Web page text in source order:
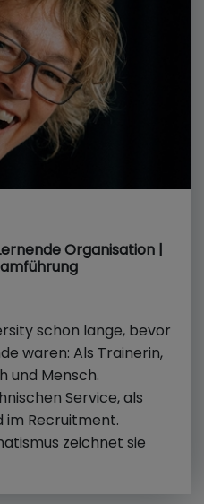
Organisation |
schon lange, bevor
waren: Als Trainerin,
und Mensch.
Service, als
im Recruitment.
zeichnet sie